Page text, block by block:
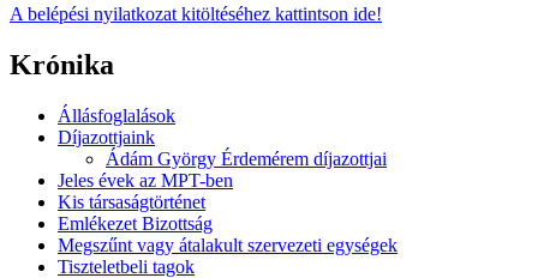
A belépési nyilatkozat kitöltéséhez kattintson ide!
Krónika
Állásfoglalások
Díjazottjaink
Ádám György Érdemérem díjazottjai
Jeles évek az MPT-ben
Kis társaságtörténet
Emlékezet Bizottság
Megszűnt vagy átalakult szervezeti egységek
Tiszteletbeli tagok